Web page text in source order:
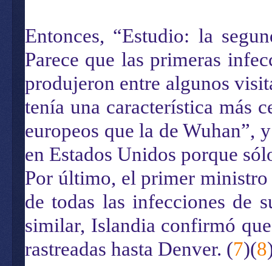
Entonces, “Estudio: la
Parece que las primeras
produjeron entre algunos
tenía una característica más
europeos que la de Wuhan”,
en Estados Unidos porque
Por último, el primer ministro
de todas las infecciones de
similar, Islandia confirmó
rastreadas hasta Denver. (7)(8